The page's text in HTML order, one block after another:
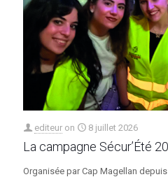
editeur on 8 juillet 2026
La campagne Sécur’Été
Organisée par Cap Magellan